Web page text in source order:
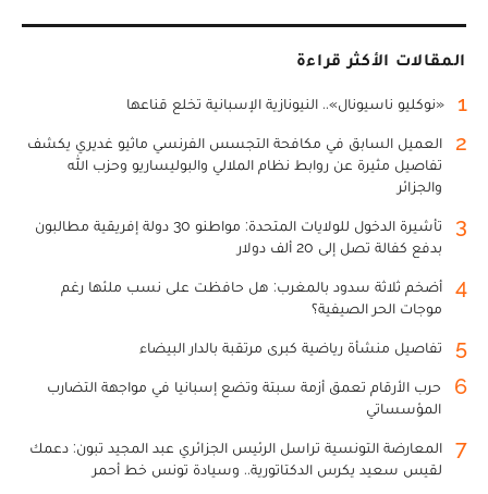
المقالات الأكثر قراءة
1 «نوكليو ناسيونال».. النيونازية الإسبانية تخلع قناعها
2
العميل السابق في مكافحة التجسس الفرنسي ماثيو غديري يكشف
تفاصيل مثيرة عن روابط نظام الملالي والبوليساريو وحزب الله
والجزائر
3
تأشيرة الدخول للولايات المتحدة: مواطنو 30 دولة إفريقية مطالبون
بدفع كفالة تصل إلى 20 ألف دولار
4
أضخم ثلاثة سدود بالمغرب: هل حافظت على نسب ملئها رغم
موجات الحر الصيفية؟
5 تفاصيل منشأة رياضية كبرى مرتقبة بالدار البيضاء
6
حرب الأرقام تعمق أزمة سبتة وتضع إسبانيا في مواجهة التضارب
المؤسساتي
7
المعارضة التونسية تراسل الرئيس الجزائري عبد المجيد تبون: دعمك
لقيس سعيد يكرس الدكتاتورية.. وسيادة تونس خط أحمر